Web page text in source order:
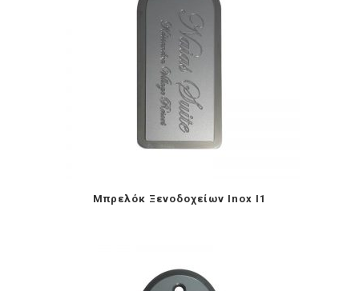
Μπρελόκ Ξενοδοχείων Inox I1